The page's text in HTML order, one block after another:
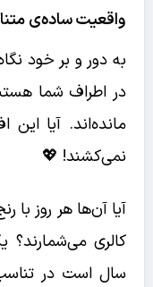
واقعیت ساده‌ی
به دور و بر خود
در اطراف شما
مانده‌اند. آیا
نمی‌کشند! 💖
آیا آن‌ها هر روز با
سال است در